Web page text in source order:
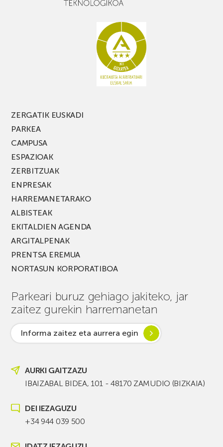
ZERGATIK EUSKADI
PARKEA
CAMPUSA
ESPAZIOAK
ZERBITZUAK
ENPRESAK
HARREMANETARAKO
ALBISTEAK
EKITALDIEN AGENDA
ARGITALPENAK
PRENTSA EREMUA
NORTASUN KORPORATIBOA
Parkeari buruz gehiago jakiteko, jar
zaitez gurekin harremanetan
Informa zaitez eta aurrera egin
AURKI GAITZAZU
IBAIZABAL BIDEA, 101 - 48170 ZAMUDIO (BIZKAIA)
DEI IEZAGUZU
+34 944 039 500